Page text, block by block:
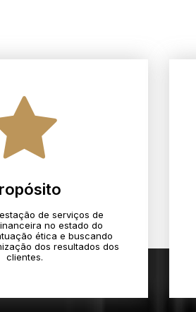
de serviços de
no estado do
ética e buscando
dos resultados dos
clientes.